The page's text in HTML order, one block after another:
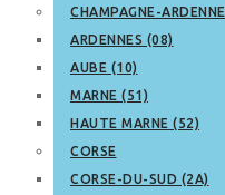
CHAMPAGNE-ARDENNE
ARDENNES (08)
AUBE (10)
MARNE (51)
HAUTE MARNE (52)
CORSE
CORSE-DU-SUD (2A)